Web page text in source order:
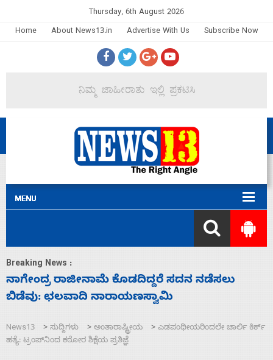
Thursday, 6th August 2026
Home
About News13.in Advertise With Us Subscribe Now
Breaking News :
ಸಚಿವ ಸಂಪುಟ ವಿಸ್ತರಣೆ ಮಾಡಿದ್ದು ಹಣಬಲ ಮತ್ತು
ಹೈಕಮಾಂಡ್ ರಾಜಕಾರಣಕ್ಕೆ: ವಿಜಯೇಂದ್ರ
News13 > ಸುದ್ದಿಗಳು > ಅಂತಾರಾಷ್ಟ್ರೀಯ > ಎಡಪಂಥೀಯರಿಂದಲೇ ಚಾರ್ಲಿ ಕಿರ್ಕ್‌
ಹತ್ಯೆ: ಟ್ರಂಪ್‌ನಿಂದ ಕಠೋರ ಶಿಕ್ಷೆಯ ಪ್ರತಿಜ್ಞೆ